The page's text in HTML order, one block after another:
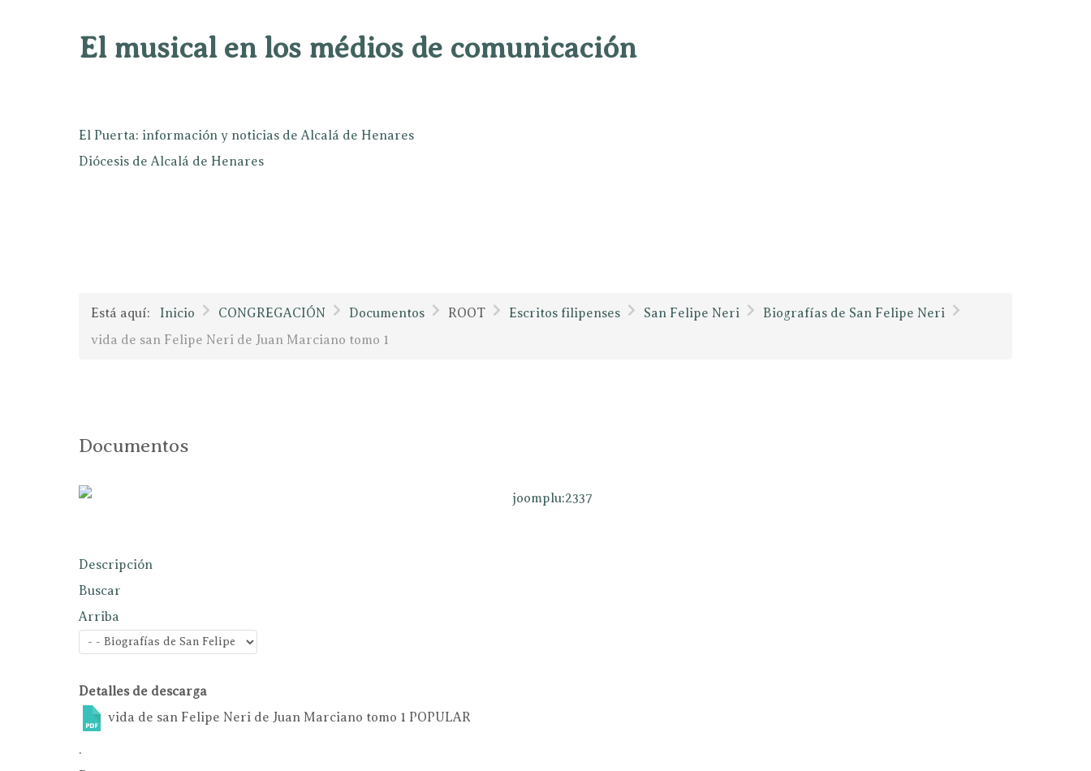
El musical en los médios de comunicación
El Puerta: información y noticias de Alcalá de Henares
Diócesis de Alcalá de Henares
Está aquí: Inicio CONGREGACIÓN Documentos ROOT Escritos filipenses San Felipe Neri
Biografías de San Felipe Neri
vida de san Felipe Neri de Juan Marciano tomo 1
Documentos
Descripción
Buscar
Arriba
Detalles de descarga
vida de san Felipe Neri de Juan Marciano tomo 1 POPULAR
.